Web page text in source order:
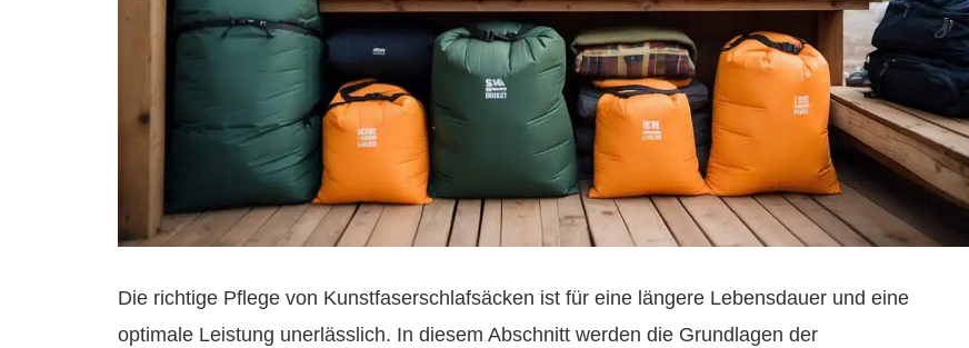
Die richtige Pflege von Kunstfaserschlafsäcken ist für eine längere Lebensdauer und eine
optimale Leistung unerlässlich. In diesem Abschnitt werden die Grundlagen der